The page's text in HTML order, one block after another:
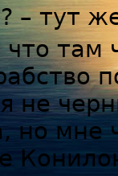
– тут
что
не
но мне